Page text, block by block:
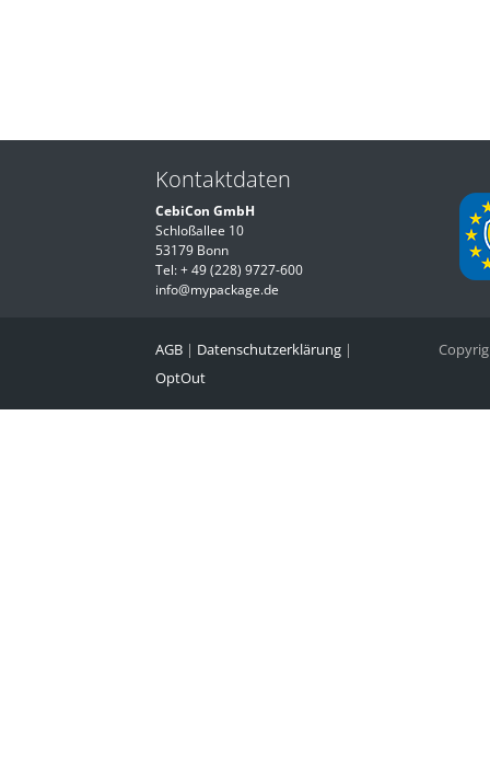
Kontaktdaten
CebiCon GmbH
Schloßallee 10
53179 Bonn
Tel:+ 49 (228) 9727-600
info@mypackage.de
AGB | Datenschutzerklärung |
OptOut